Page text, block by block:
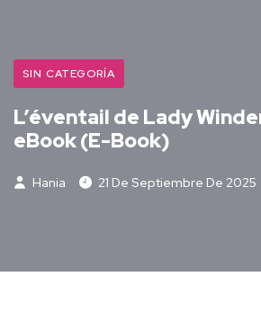
SIN CATEGORÍA
L’éventail de Lady
eBook (E-Book)
Hania 21 De Septiembre De 2025